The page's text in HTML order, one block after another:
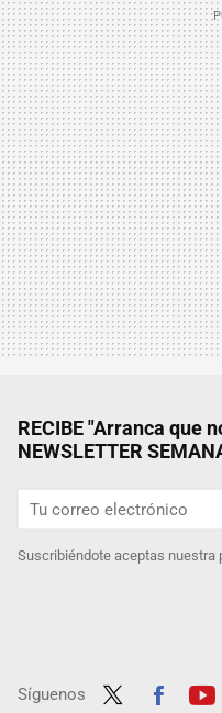
RECIBE "Arranca que
NEWSLETTER
Suscribiéndote aceptas nuestra
Síguenos